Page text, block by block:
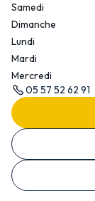
Samedi
Dimanche
Lundi
Mardi
Mercredi
05 57 52 62 91